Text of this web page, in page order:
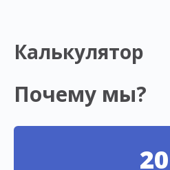
Калькулятор
Почему мы?
20